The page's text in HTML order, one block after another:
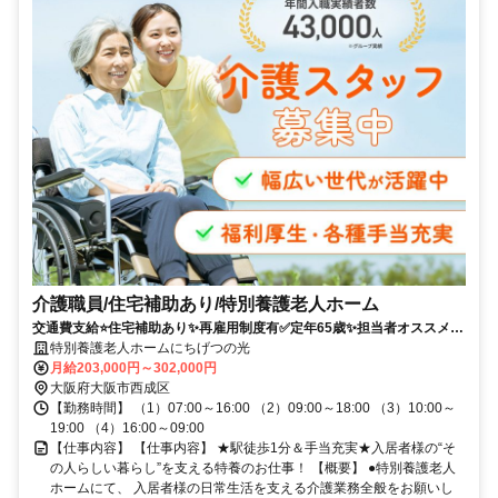
介護職員/住宅補助あり/特別養護老人ホーム
交通費支給⭐️住宅補助あり✨再雇用制度有✅️定年65歳✨担当者オススメ⭕️
研修支援有✨経験者優遇❗️駅チカ
特別養護老人ホームにちげつの光
月給203,000円～302,000円
大阪府大阪市西成区
【勤務時間】 （1）07:00～16:00 （2）09:00～18:00 （3）10:00～
19:00 （4）16:00～09:00
【仕事内容】 【仕事内容】 ★駅徒歩1分＆手当充実★入居者様の“そ
の人らしい暮らし”を支える特養のお仕事！ 【概要】 ●特別養護老人
ホームにて、 入居者様の日常生活を支える介護業務全般をお願いし